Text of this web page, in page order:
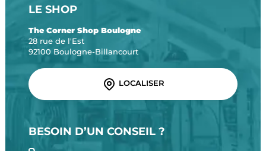
LE SHOP
The Corner Shop Boulogne
28 rue de l'Est
92100 Boulogne-Billancourt
LOCALISER
BESOIN D’UN CONSEIL ?